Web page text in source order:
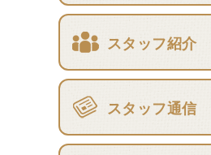
スタッフ紹介
スタッフ通信